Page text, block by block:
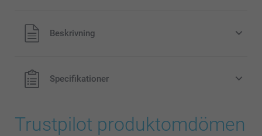
Alla priser är i svenska kronor (SEK), inklusive moms och
exklusive porto.
Beskrivning
Specifikationer
Trustpilot produktomdömen